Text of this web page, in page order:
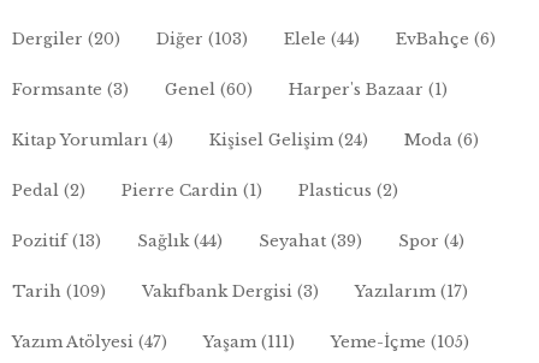
Dergiler (20) Diğer (103) Elele (44) EvBahçe (6)
Formsante (3) Genel (60) Harper's Bazaar (1)
Kitap Yorumları (4) Kişisel Gelişim(24) Moda (6)
Pedal (2) Pierre Cardin (1) Plasticus (2)
Pozitif(13) Sağlık(44) Seyahat (39) Spor (4)
Tarih (109) Vakıfbank Dergisi (3) Yazılarım(17)
Yazım Atölyesi (47) Yaşam(111) Yeme-İçme (105)